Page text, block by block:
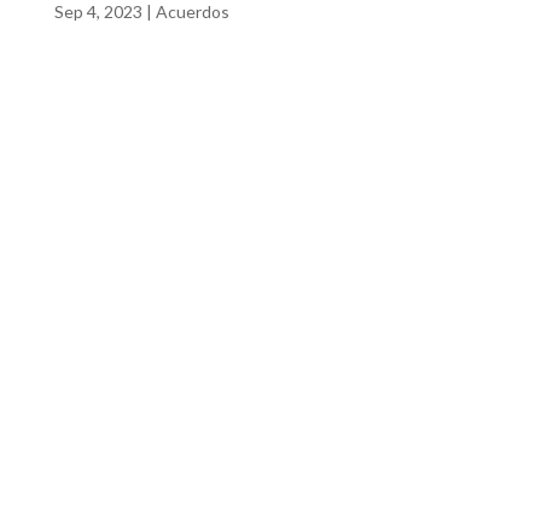
Sep 4, 2023 | Acuerdos